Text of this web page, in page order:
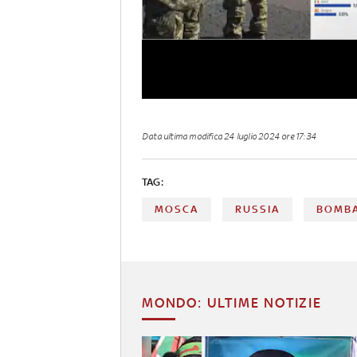
Data ultima modifica 24 luglio 2024 ore 17:34
TAG:
MOSCA RUSSIA
MONDO: ULTIME NOTIZIE